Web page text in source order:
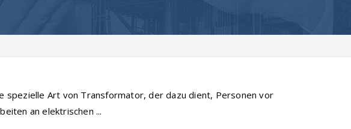
spezielle Art von Transformator, der dazu dient, Personen vor
an elektrischen ...